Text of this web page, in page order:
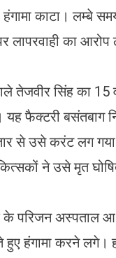
काटा। लम्बे
लापरवाही का
तेजवीर सिंह का 15
फैक्टरी बसंतबाग
से उसे करंट लग
ने उसे मृत
परिजन अस्पताल आ
हंगामा करने लगे।